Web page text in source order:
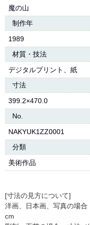
魔の山
制作年
1989
材質・技法
デジタルプリント、紙
寸法
399.2×470.0
No.
NAKYUK1ZZ0001
分類
美術作品
[寸法の見方について]
洋画、日本画、写真の場合
cm